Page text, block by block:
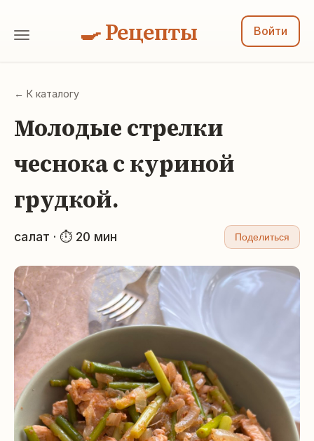
🍳 Рецепты Войти
← К каталогу
Молодые стрелки
чеснока с куриной
грудкой.
салат · ⏱ 20 мин Поделиться